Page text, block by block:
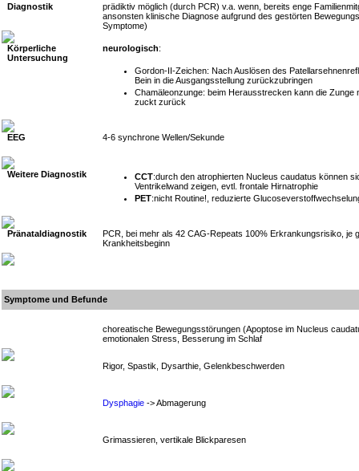
Diagnostik
prädiktiv möglich (durch PCR) v.a. wenn, bereits enge
ansonsten klinische Diagnose aufgrund des gestörten
Symptome)
Körperliche
Untersuchung
neurologisch:
Gordon-II-Zeichen: Nach Auslösen des
Bein in die Ausgangsstellung zurückzubringen
Chamäleonzunge: beim Herausstrecken kann die Zunge
zuckt zurück
EEG 4-6 synchrone Wellen/Sekunde
Weitere Diagnostik CCT:durch den atrophierten Nucleus caudatus können
Ventrikelwand zeigen, evtl. frontale Hirnatrophie
PET:nicht Routine!, reduzierte
Pränataldiagnostik
PCR, bei mehr als 42 CAG-Repeats 100% Erkrankungsrisiko, je
Krankheitsbeginn
Symptome und Befunde
choreatische Bewegungsstörungen (Apoptose im Nucleus
emotionalen Stress, Besserung im Schlaf
Rigor, Spastik, Dysarthie, Gelenkbeschwerden
Dysphagie -> Abmagerung
Grimassieren, vertikale Blickparesen